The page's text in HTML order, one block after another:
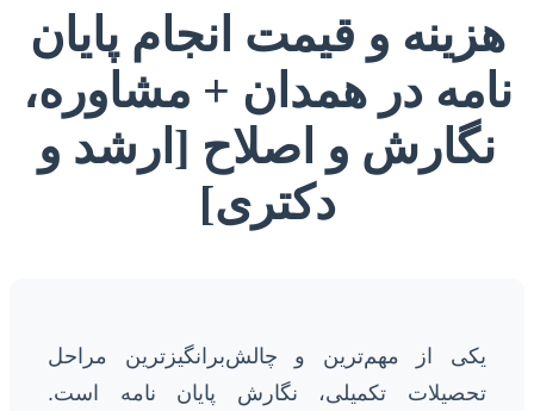
هزینه و قیمت انجام پایان
نامه در همدان + مشاوره،
نگارش و اصلاح [ارشد و
دکتری]
یکی از مهم‌ترین و چالش‌برانگیزترین مراحل
تحصیلات تکمیلی، نگارش پایان نامه است.